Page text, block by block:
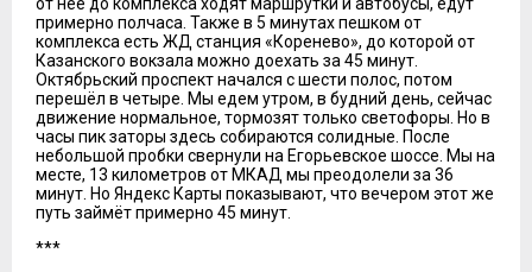
примерно полчаса. Также в 5 минутах пешком от
комплекса есть ЖД станция «Коренево», до которой от
Казанского вокзала можно доехать за 45 минут.
Октябрьский проспект начался с шести полос, потом
перешёл в четыре. Мы едем утром, в будний день, сейчас
движение нормальное, тормозят только светофоры. Но в
часы пик заторы здесь собираются солидные. После
небольшой пробки свернули на Егорьевское шоссе. Мы на
месте, 13 километров от МКАД мы преодолели за 36
минут. Но Яндекс Карты показывают, что вечером этот же
путь займёт примерно 45 минут.
***